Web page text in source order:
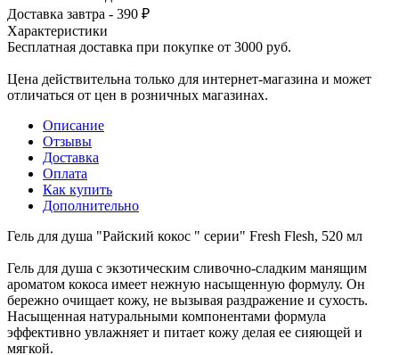
Доставка завтра - 390 ₽
Характеристики
Бесплатная доставка при покупке от 3000 руб.
Цена действительна только для интернет-магазина и может
отличаться от цен в розничных магазинах.
Описание
Отзывы
Доставка
Оплата
Как купить
Дополнительно
Гель для душа "Райский кокос " серии" Fresh Flesh, 520 мл
Гель для душа с экзотическим сливочно-сладким манящим
ароматом кокоса имеет нежную насыщенную формулу. Он
бережно очищает кожу, не вызывая раздражение и сухость.
Насыщенная натуральными компонентами формула
эффективно увлажняет и питает кожу делая ее сияющей и
мягкой.